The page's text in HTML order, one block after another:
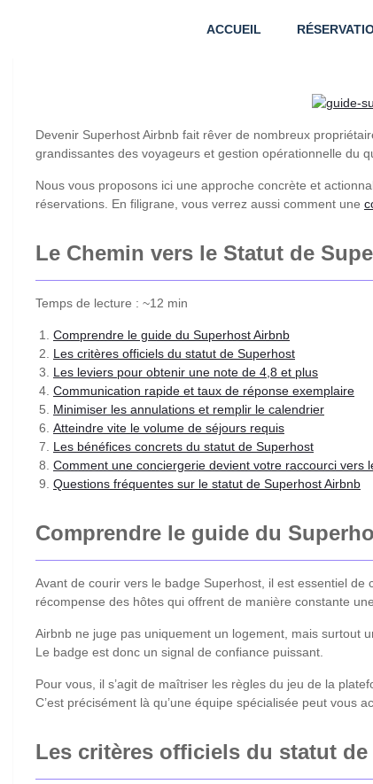
ACCUEIL
Devenir Superhost Airbnb fait rêver de nombreux
grandissantes des voyageurs et gestion opérationnelle du
Nous vous proposons ici une approche concrète et
réservations. En filigrane, vous verrez aussi comment une
Le Chemin vers le Statut de
Temps de lecture : ~12 min
Comprendre le guide du Superhost Airbnb
Les critères officiels du statut de Superhost
Les leviers pour obtenir une note de 4,8 et plus
Communication rapide et taux de réponse exemplaire
Minimiser les annulations et remplir le calendrier
Atteindre vite le volume de séjours requis
Les bénéfices concrets du statut de Superhost
Comment une conciergerie devient votre raccourci vers
Questions fréquentes sur le statut de Superhost Airbnb
Comprendre le guide du
Avant de courir vers le badge Superhost, il est essentiel
récompense des hôtes qui offrent de manière constante
Airbnb ne juge pas uniquement un logement, mais surtout
Le badge est donc un signal de confiance puissant.
Pour vous, il s’agit de maîtriser les règles du jeu de la
C’est précisément là qu’une équipe spécialisée peut vous
Les critères officiels du statut